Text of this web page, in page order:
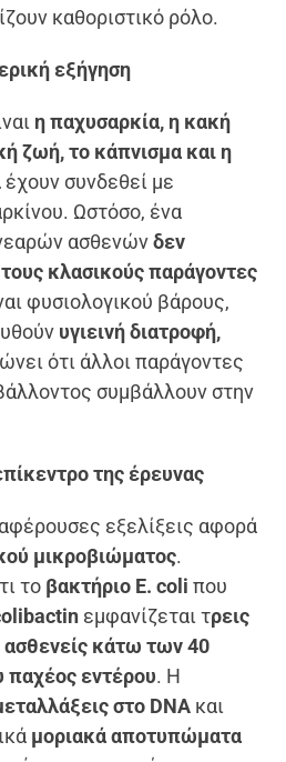
καθοριστικό ρόλο.
εξήγηση
η παχυσαρκία, η κακή
ζωή, το κάπνισμα και η
έχουν συνδεθεί με
Ωστόσο, ένα
ασθενώνδεν
κλασικούς παράγοντες
φυσιολογικού βάρους,
υγιεινή διατροφή,
ότι άλλοι παράγοντες
συμβάλλουν στην
της έρευνας
εξελίξεις αφορά
μικροβιώματος.
το βακτήριο E. coli που
εμφανίζεται τρεις
κάτω των 40
παχέος εντέρου. Η
στο DNA και
μοριακά αποτυπώματα